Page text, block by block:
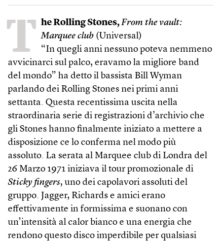
T he Rolling Stones, From the vault:
Marquee club (Universal)
“In quegli anni nessuno poteva nemmeno
avvicinarci sul palco, eravamo la migliore band
del mondo” ha detto il bassista Bill Wyman
parlando dei Rolling Stones nei primi anni
settanta. Questa recentissima uscita nella
straordinaria serie di registrazioni d’archivio che
gli Stones hanno finalmente iniziato a mettere a
disposizione ce lo conferma nel modo più
assoluto. La serata al Marquee club di Londra del
26 Marzo 1971 iniziava il tour promozionale di
Sticky fingers, uno dei capolavori assoluti del
gruppo. Jagger, Richards e amici erano
effettivamente in formissima e suonano con
un’intensità al calor bianco e una energia che
rendono questo disco imperdibile per qualsiasi